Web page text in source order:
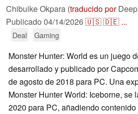
Chibuike Okpara (traducido por
Publicado 04/14/2026🇺🇸🇩🇪 ...
Deal Gaming
Monster Hunter: World es un juego
desarrollado y publicado por
de agosto de 2018 para PC. Una
Monster Hunter World: Iceborne, se
2020 para PC, añadiendo